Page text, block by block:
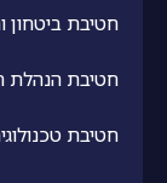
חטיבת ביטחון
חטיבת הנהלת
חטיבת